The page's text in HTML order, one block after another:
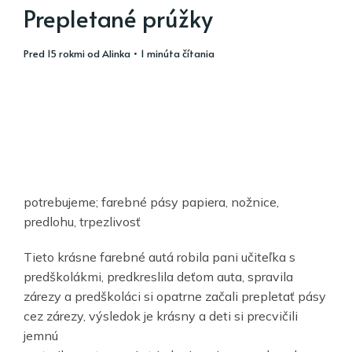
Prepletané prúžky
pred 15 rokmiodAlinka • 1 minúta čítania
potrebujeme; farebné pásy papiera, nožnice,
predlohu, trpezlivosť
Tieto krásne farebné autá robila pani učiteľka s
predškolákmi, predkreslila deťom auta, spravila
zárezy a predškoláci si opatrne začali prepletať pásy
cez zárezy, výsledok je krásny a deti si precvičili
jemnú